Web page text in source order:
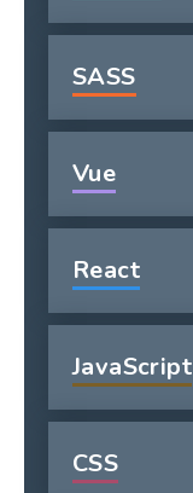
SASS
Vue
React
JavaScript
CSS